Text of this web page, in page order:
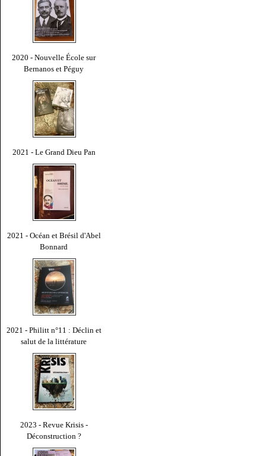
2020 - Nouvelle École sur
Bernanos et Péguy
2021 - Le Grand Dieu Pan
2021 - Océan et Brésil d'Abel
Bonnard
2021 - Philitt n°11 : Déclin et
salut de la littérature
2023 - Revue Krisis -
Déconstruction ?